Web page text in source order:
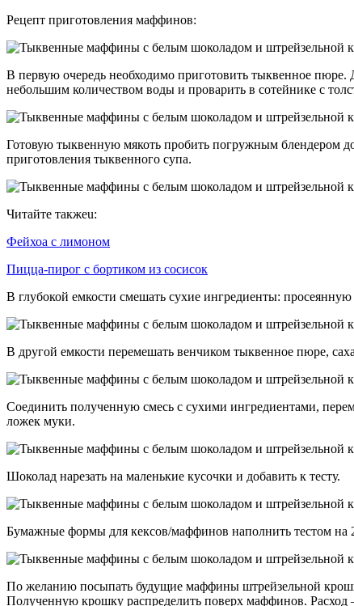
Рецепт приготовления маффинов:
В первую очередь необходимо приготовить тыквенное
небольшим количеством воды и проварить в сотейнике с
Готовую тыквенную мякоть пробить погружным блендером
приготовления тыквенного супа.
Читайте такжеu:
Фейхоа с лимоном
Пицца-пирог с бортиком из сосисок
В глубокой емкости смешать сухие ингредиенты:
В другой емкости перемешать венчиком тыквенное пюре,
Соединить полученную смесь с сухими ингредиентами,
ложек муки.
Шоколад нарезать на маленькие кусочки и добавить к тесту.
Бумажные формы для кексов/маффинов наполнить тестом на
По желанию посыпать будущие маффины штрейзельной
Полученную крошку распределить поверх маффинов.